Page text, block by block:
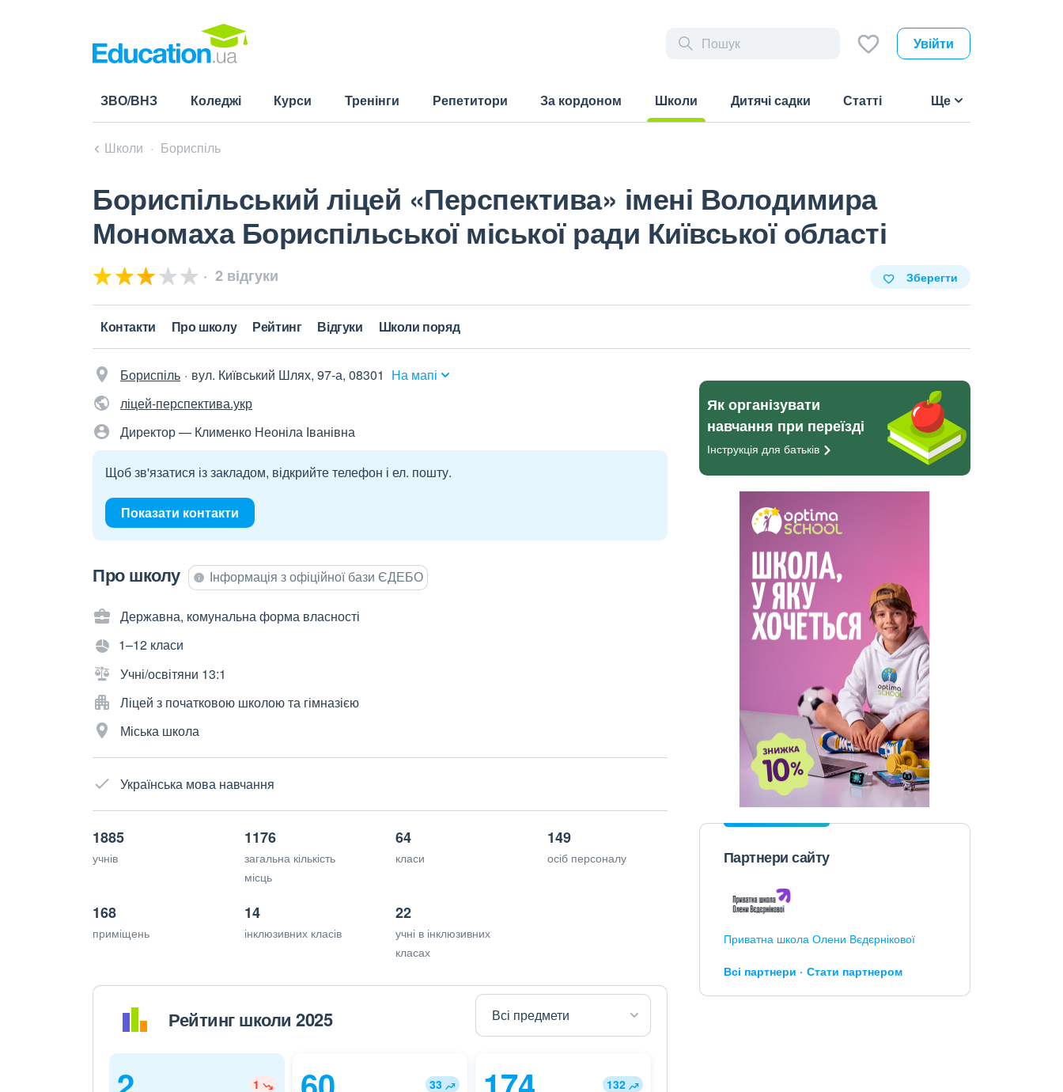
Увійти
ЗВО/ВНЗ Коледжі Курси Тренінги Репетитори За кордоном
Школи
Дитячі садки Статті Ще
Школи Бориспіль
Бориспільський ліцей «Перспектива» імені Володимира
Мономаха Бориспільської міської ради Київської області
2 відгуки Зберегти
Контакти Про школу Рейтинг Відгуки Школи поряд
Бориспіль вул. Київський Шлях, 97-а, 08301 На мапі
ліцей-перспектива.укр
Директор — Клименко Неоніла Іванівна
Щоб зв'язатися із закладом, відкрийте телефон і ел. пошту.
Показати контакти
Про школу Інформація з офіційної бази ЄДЕБО
Державна, комунальна форма власності
1–12 класи
Учні/освітяни 13:1
Ліцей з початковою школою та гімназією
Міська школа
Українська мова навчання
1885
учнів
1176
загальна кількість
місць
64
класи
149
осіб персоналу
168
приміщень
14
інклюзивних класів
22
учні в інклюзивних
класах
Рейтинг школи 2025
1 33 132
Як організувати
навчання при переїзді
Інструкція для батьків
Партнери сайту
Приватна школа Олени Вєдєрнікової
Всі партнери Стати партнером